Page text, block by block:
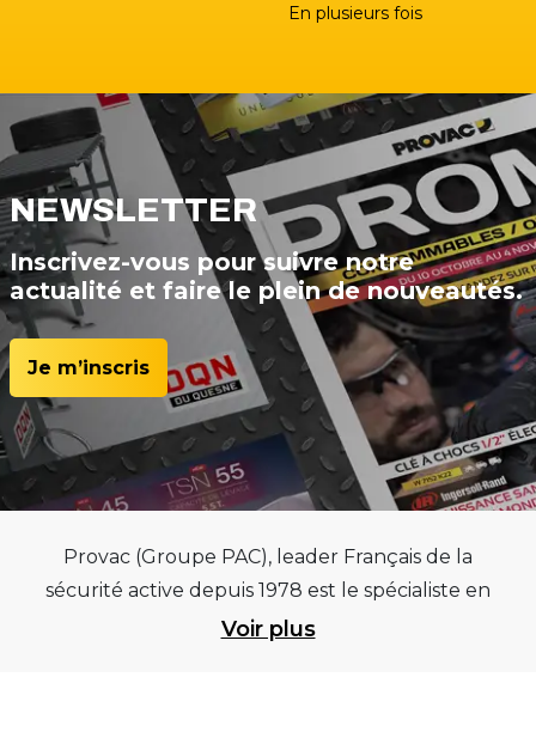
En plusieurs fois
NEWSLETTER
Inscrivez-vous pour suivre notre
actualité et faire le plein de nouveautés.
Je m’inscris
Provac (Groupe PAC), leader Français de la
sécurité active depuis 1978 est le spécialiste en
équipements pour garages et centres
Voir plus